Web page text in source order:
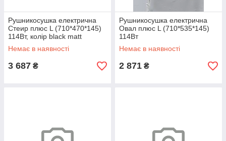
Рушникосушка електрична
Стеир плюс L (710*470*145)
114Вт, колір black matt
Немає в наявності
3 687 ₴
Рушникосушка електрична
Овал плюс L (710*535*145)
114Вт
Немає в наявності
2 871 ₴